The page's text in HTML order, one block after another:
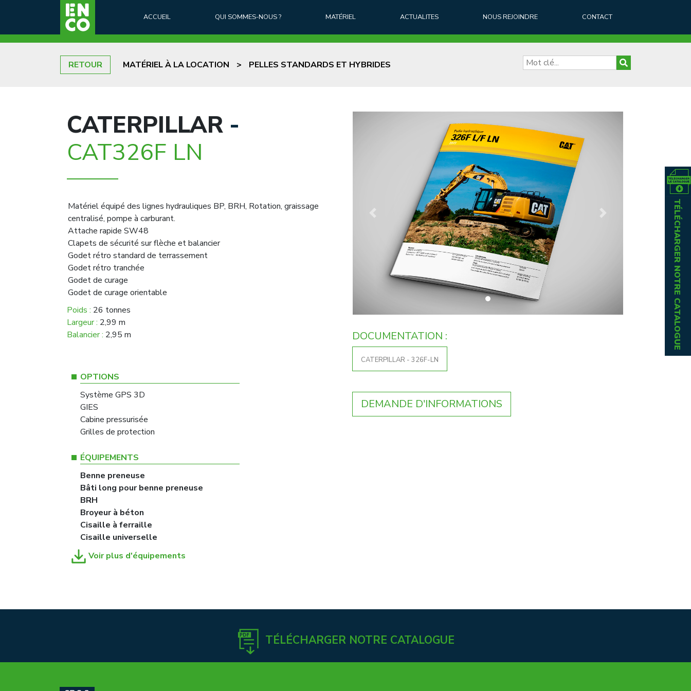
ACCUEIL QUI SOMMES-NOUS ? MATÉRIEL ACTUALITES NOUS REJOINDRE CONTACT
RETOUR MATÉRIEL À LA LOCATION > PELLES STANDARDS ET HYBRIDES
CATERPILLAR -
CAT326F LN
Matériel équipé des lignes hydrauliques BP, BRH, Rotation, graissage
centralisé, pompe à carburant.
Attache rapide SW48
Clapets de sécurité sur flèche et balancier
Godet rétro standard de terrassement
Godet rétro tranchée
Godet de curage
Godet de curage orientable
Poids : 26 tonnes
Largeur : 2,99 m
Balancier : 2,95 m
OPTIONS
Système GPS 3D
GIES
Cabine pressurisée
Grilles de protection
ÉQUIPEMENTS
Benne preneuse
Bâti long pour benne preneuse
BRH
Broyeur à béton
Cisaille à ferraille
Cisaille universelle
Voir plus d'équipements
Previous Next
DOCUMENTATION :
CATERPILLAR - 326F-LN
DEMANDE D'INFORMATIONS
TÉLÉCHARGER NOTRE CATALOGUE
TÉLÉCHARGER NOTRE CATALOGUE